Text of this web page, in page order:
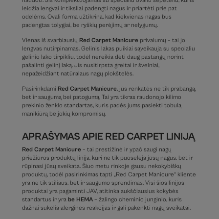
leidžia lengvai ir tiksliai padengti nagus ir priartėti prie pat
odelėms. Ovali forma užtikrina, kad kiekvienas nagas bus
padengtas tolygiai, be ryškių perėjimų ar nelygumų.
Vienas iš svarbiausių Red Carpet Manicure privalumų – tai jo
lengvas nutirpinamas. Gelinis lakas puikiai sąveikauja su specialiu
gelinio lako tirpikliu, todėl nereikia dėti daug pastangų norint
pašalinti gelinį laką. Jis nusitirpsta greitai ir švelniai,
nepažeidžiant natūralaus nagų plokštelės.
Pasirinkdami Red Carpet Manicure, jūs renkatės ne tik prabangą,
bet ir saugumą bei patogumą. Tai yra tikras raudonojo kilimo
prekinio ženklo standartas, kuris padės jums pasiekti tobulą
manikiūrą be jokių kompromisų.
APRAŠYMAS APIE RED CARPET LINIJĄ
Red Carpet Manicure – tai prestižinė ir ypač saugi nagų
priežiūros produktų linija, kuri ne tik puoselėja jūsų nagus, bet ir
rūpinasi jūsų sveikata. Šiuo metu rinkoje gausu nekokybiškų
produktų, todėl pasirinkimas tapti „Red Carpet Manicure“ kliente
yra ne tik stiliaus, bet ir saugumo sprendimas. Visi šios linijos
produktai yra pagaminti JAV, atitinka aukščiausius kokybės
standartus ir yra be HEMA– žalingo cheminio junginio, kuris
dažnai sukelia alergines reakcijas ir gali pakenkti nagų sveikatai.